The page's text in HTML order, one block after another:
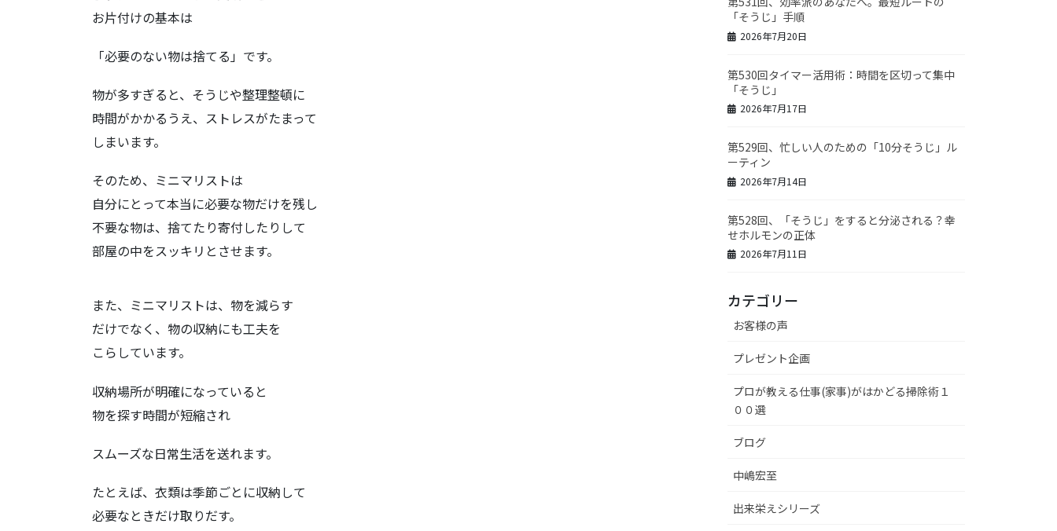
お片付けの基本は
「必要のない物は捨てる」です。
物が多すぎると、そうじや整理整頓に
時間がかかるうえ、ストレスがたまって
しまいます。
そのため、ミニマリストは
自分にとって本当に必要な物だけを残し
不要な物は、捨てたり寄付したりして
部屋の中をスッキリとさせます。
また、ミニマリストは、物を減らす
だけでなく、物の収納にも工夫を
こらしています。
収納場所が明確になっていると
物を探す時間が短縮され
スムーズな日常生活を送れます。
たとえば、衣類は季節ごとに収納して
必要なときだけ取りだす。
「そうじ」手順
2026年7月20日
第530回タイマー活用術：時間を区切って集中
「そうじ」
2026年7月17日
第529回、忙しい人のための「10分そうじ」ル
ーティン
2026年7月14日
第528回、「そうじ」をすると分泌される？幸
せホルモンの正体
2026年7月11日
カテゴリー
お客様の声
プレゼント企画
プロが教える仕事(家事)がはかどる掃除術１
００選
ブログ
中嶋宏至
出来栄えシリーズ